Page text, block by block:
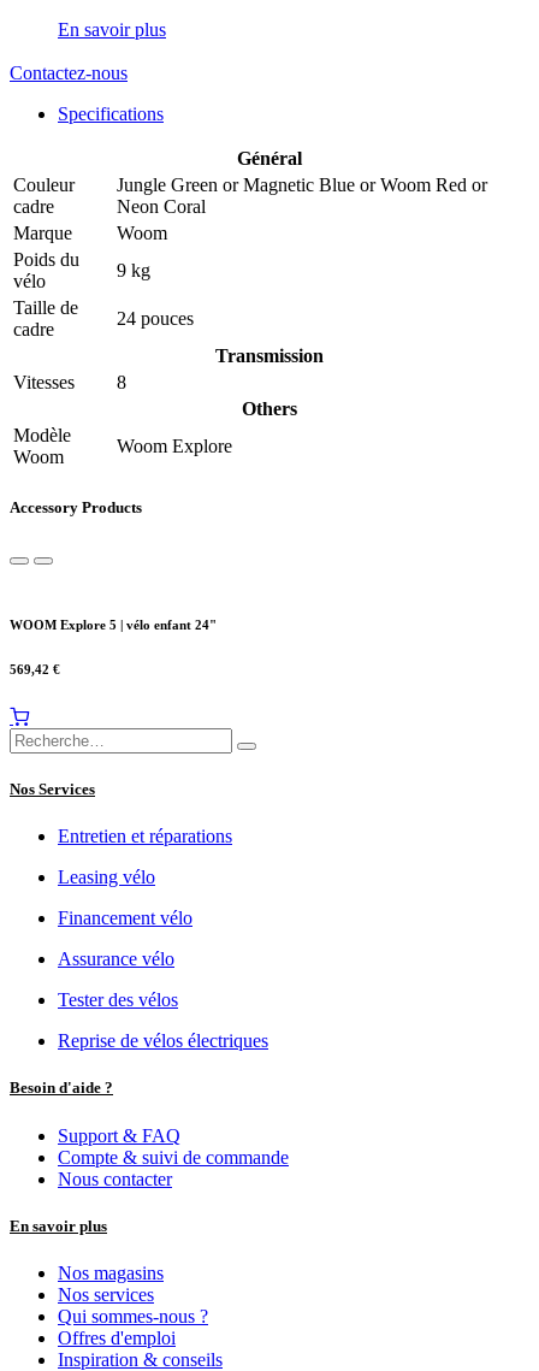
En savoir plus
Contactez-nous
Specifications
Général
Couleur
cadre
Jungle Green orMagnetic Blue orWoom Red or
Neon Coral
Marque
Woom
Poids du
vélo
9 kg
Taille de
cadre
24 pouces
Transmission
Vitesses
8
Others
Modèle
Woom
Woom Explore
Accessory Products
WOOM Explore 5 | vélo enfant 24"
569,42 €
Nos Services
Entretien et réparations
Leasing vélo
Financement vélo
Assurance vélo
Tester des vélos
Reprise de vélos électriques
Besoin d'aide ?
Support & FAQ
Compte & suivi de commande
Nous contacter
En savoir plus
Nos magasins
Nos services
Qui sommes-nous ?
Offres d'emploi
Inspiration & conseils